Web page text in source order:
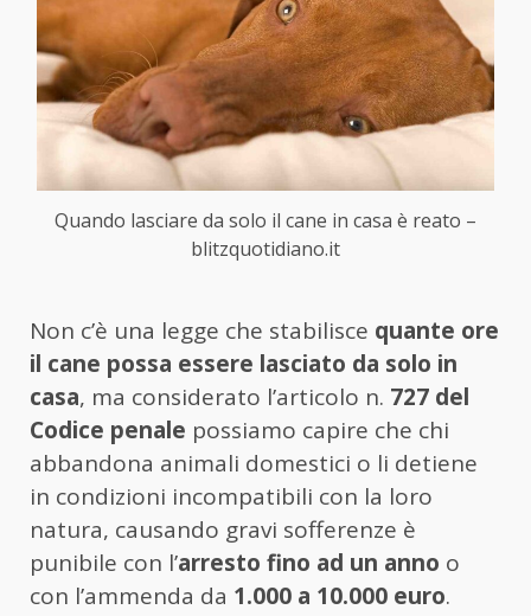
Quando lasciare da solo il cane in casa è reato –
blitzquotidiano.it
Non c’è una legge che stabilisce quante ore
il cane possa essere lasciato da solo in
casa, ma considerato l’articolo n. 727 del
Codice penale possiamo capire che chi
abbandona animali domestici o li detiene
in condizioni incompatibili con la loro
natura, causando gravi sofferenze è
punibile con l’arresto fino ad un anno o
con l’ammenda da 1.000 a 10.000 euro.